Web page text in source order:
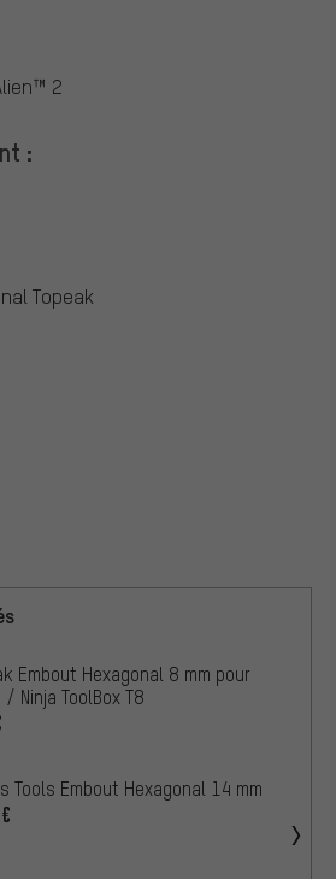
2
:
Topeak
Embout Hexagonal 8 mm pour
/ Ninja ToolBox T8
Tools Embout Hexagonal 14 mm